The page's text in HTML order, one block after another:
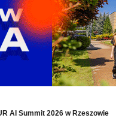
AI Summit 2026 w Rzeszowie